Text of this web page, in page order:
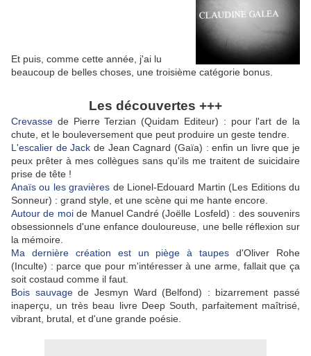
Et puis, comme cette année, j'ai lu
beaucoup de belles choses, une troisième catégorie bonus.
Les découvertes +++
Crevasse de Pierre Terzian (Quidam Editeur) : pour l'art de la
chute, et le bouleversement que peut produire un geste tendre.
L'escalier de Jack de Jean Cagnard (Gaïa) : enfin un livre que je
peux prêter à mes collègues sans qu'ils me traitent de suicidaire
prise de tête !
Anaïs ou les gravières de Lionel-Edouard Martin (Les Editions du
Sonneur) : grand style, et une scène qui me hante encore.
Autour de moide Manuel Candré (Joëlle Losfeld) : des souvenirs
obsessionnels d'une enfance douloureuse, une belle réflexion sur
la mémoire.
Ma dernière création est un piège à taupes d'Oliver Rohe
(Inculte) : parce que pour m'intéresser à une arme, fallait que ça
soit costaud comme il faut.
Bois sauvagede Jesmyn Ward (Belfond) : bizarrement passé
inaperçu, un très beau livre Deep South, parfaitement maîtrisé,
vibrant, brutal, et d'une grande poésie.